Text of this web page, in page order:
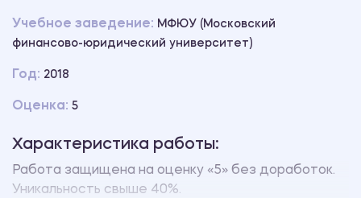
Учебное заведение: МФЮУ (Московский
финансово-юридический университет)
Год: 2018
Оценка: 5
Характеристика работы:
Работа защищена на оценку «5» без доработок.
Уникальность свыше 40%.